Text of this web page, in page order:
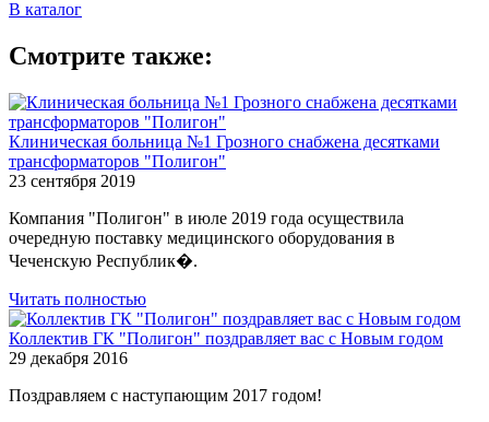
В каталог
Смотрите также:
Клиническая больница №1 Грозного снабжена десятками
трансформаторов "Полигон"
23 сентября 2019
Компания "Полигон" в июле 2019 года осуществила
очередную поставку медицинского оборудования в
Чеченскую Республик�.
Читать полностью
Коллектив ГК "Полигон" поздравляет вас с Новым годом
29 декабря 2016
Поздравляем с наступающим 2017 годом!